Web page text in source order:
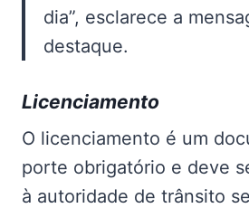
dia”, esclarece a
destaque.
Licenciamento
O licenciamento é um
porte obrigatório e deve
à autoridade de trânsito